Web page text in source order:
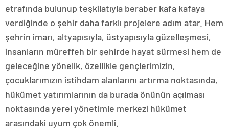
etrafında bulunup teşkilatıyla beraber kafa kafaya
verdiğinde o şehir daha farklı projelere adım atar. Hem
şehrin imarı, altyapısıyla, üstyapısıyla güzelleşmesi,
insanların müreffeh bir şehirde hayat sürmesi hem de
geleceğine yönelik, özellikle gençlerimizin,
çocuklarımızın istihdam alanlarını artırma noktasında,
hükümet yatırımlarının da burada önünün açılması
noktasında yerel yönetimle merkezi hükümet
arasındaki uyum çok önemli.